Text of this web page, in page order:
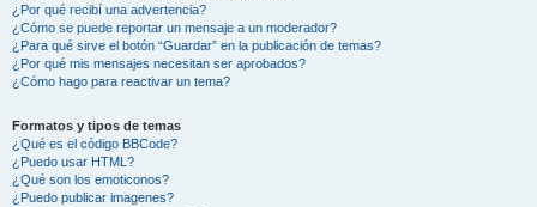
¿Por qué recibí una advertencia?
¿Cómo se puede reportar un mensaje a un moderador?
¿Para qué sirve el botón “Guardar” en la publicación de temas?
¿Por qué mis mensajes necesitan ser aprobados?
¿Cómo hago para reactivar un tema?
Formatos y tipos de temas
¿Qué es el código BBCode?
¿Puedo usar HTML?
¿Qué son los emoticonos?
¿Puedo publicar imagenes?